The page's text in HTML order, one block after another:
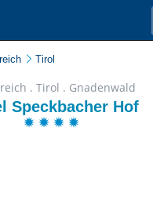
Tirol
. Tirol . Gnadenwald
Speckbacher Hof